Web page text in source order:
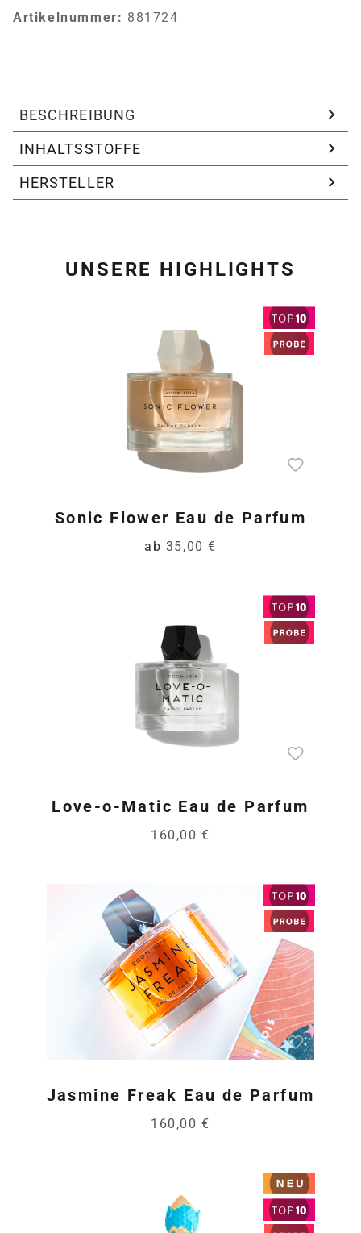
Artikelnummer: 881724
BESCHREIBUNG
INHALTSSTOFFE
HERSTELLER
UNSERE HIGHLIGHTS
Sonic Flower Eau de Parfum
ab 35,00 €
Love-o-Matic Eau de Parfum
160,00 €
Jasmine Freak Eau de Parfum
160,00 €